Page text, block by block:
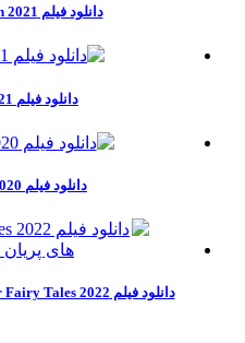
دانلود فیلم The Last Son 2021 آخرین پسر
دانلود فیلم Xtreme 2021 اکستریم
دانلود فیلم Flashback 2020 فلش بک